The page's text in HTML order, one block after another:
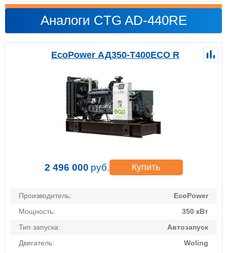
Аналоги CTG AD-440RE
EcoPower АД350-T400ECO R
2 496 000 руб. Купить
Производитель:
EcoPower
Мощность:
350 кВт
Тип запуска:
Автозапуск
Двигатель:
Woling